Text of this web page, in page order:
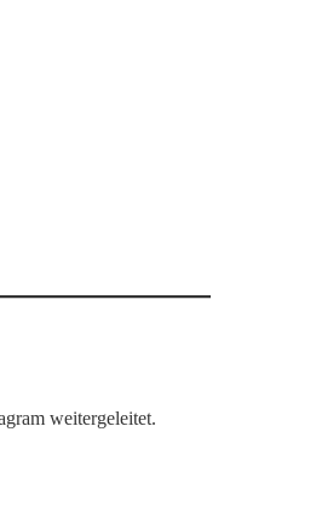
weitergeleitet.